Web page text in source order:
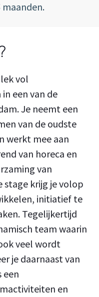
vol
een van de
Je neemt een
van de oudste
werkt mee aan
van horeca en
van
stage krijg je volop
initiatief te
Tegelijkertijd
team waarin
veel wordt
je daarnaast van
een
en